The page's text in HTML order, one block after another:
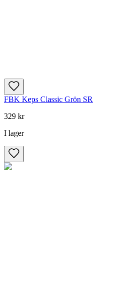
FBK Keps Classic Grön SR
329 kr
I lager